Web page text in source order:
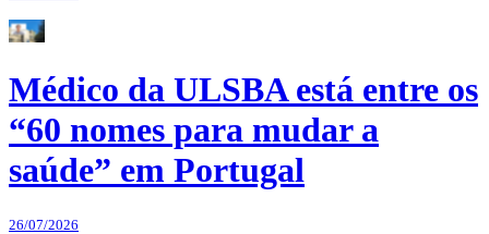
Médico da ULSBA está entre os
“60 nomes para mudar a
saúde” em Portugal
26/07/2026